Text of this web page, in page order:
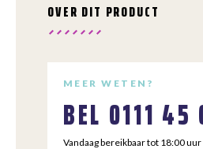
OVER DIT PRODUCT
MEER WETEN?
BEL 0111 45
Vandaag bereikbaar tot 18:00 uur